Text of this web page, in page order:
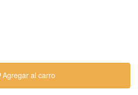
Agregar al carro